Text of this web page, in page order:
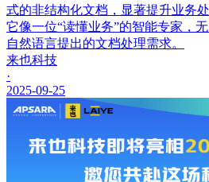
式的非结构化文档，显著提升业务
它像一位“读懂业务”的智能专家，
自然语言提出的文档处理需求。
来也科技
·
2025-09-25